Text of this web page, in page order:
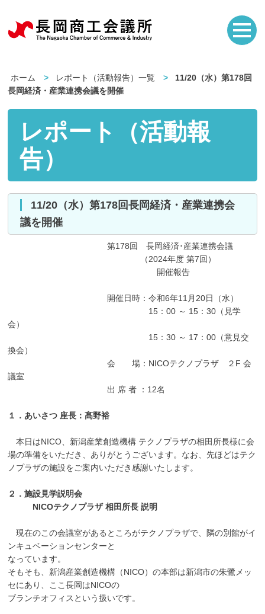
ホーム レポート（活動報告）一覧
11/20（水）第178回
長岡経済・産業連携会議を開催
レポート（活動報
告）
11/20（水）第178回長岡経済・産業連携会
議を開催
第178回 長岡経済･産業連携会議
（2024年度 第7回）
開催報告
開催日時：令和6年11月20日（水）
15：00 ～ 15：30（見学
会）
15：30 ～ 17：00（意見交
換会）
会 場：NICOテクノプラザ ２F 会
議室
出 席 者 ：12名
１．あいさつ 座長：髙野裕
本日はNICO、新潟産業創造機構 テクノプラザの相田所長様に会
場の準備をいただき、ありがとうございます。なお、先ほどはテク
ノプラザの施設をご案内いただき感謝いたします。
２．施設見学説明会
NICOテクノプラザ 相田所長 説明
現在のこの会議室があるところがテクノプラザで、隣の別館がイ
ンキュベーションセンターと
なっています。
そもそも、新潟産業創造機構（NICO）の本部は新潟市の朱鷺メッ
セにあり、ここ長岡はNICOの
ブランチオフィスという扱いです。